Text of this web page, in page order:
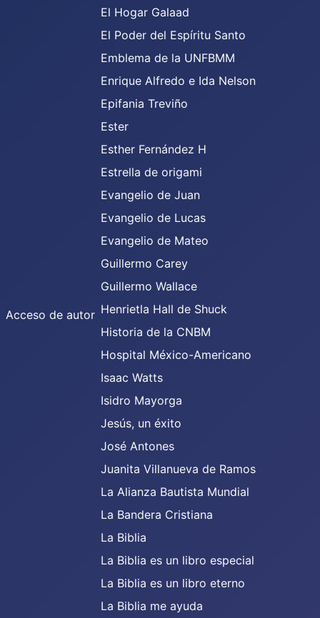
Acceso de autor
El Hogar Galaad
El Poder del Espíritu Santo
Emblema de la UNFBMM
Enrique Alfredo e Ida Nelson
Epifania Treviño
Ester
Esther Fernández H
Estrella de origami
Evangelio de Juan
Evangelio de Lucas
Evangelio de Mateo
Guillermo Carey
Guillermo Wallace
Henrietla Hall de Shuck
Historia de la CNBM
Hospital México-Americano
Isaac Watts
Isidro Mayorga
Jesús, un éxito
José Antones
Juanita Villanueva de Ramos
La Alianza Bautista Mundial
La Bandera Cristiana
La Biblia
La Biblia es un libro especial
La Biblia es un libro eterno
La Biblia me ayuda